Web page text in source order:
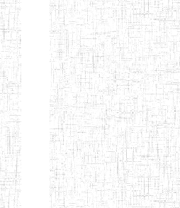
Etablissements
d'enseignement
secondaire
technique
et
professionnel
ESTP
Etablissements